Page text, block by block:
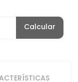
Calcular